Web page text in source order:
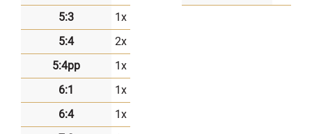
5:3
1x
5:4
2x
5:4pp
1x
6:1
1x
6:4
1x